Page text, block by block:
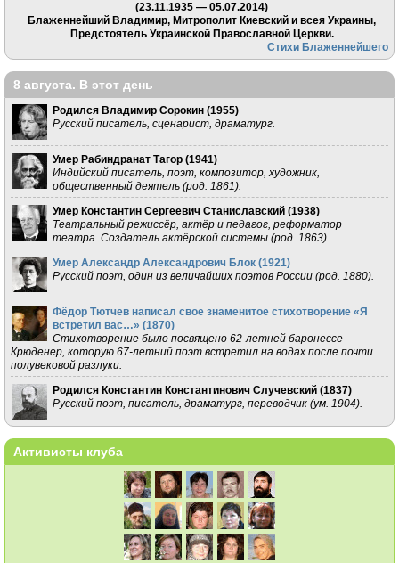
(23.11.1935 — 05.07.2014)
Блаженнейший Владимир, Митрополит Киевский и всея Украины,
Предстоятель Украинской Православной Церкви.
Стихи Блаженнейшего
8 августа. В этот день
Родился Владимир Сорокин (1955)
Русский писатель, сценарист, драматург.
Умер Рабиндранат Тагор (1941)
Индийский писатель, поэт, композитор, художник,
общественный деятель (род. 1861).
Умер Константин Сергеевич Станиславский (1938)
Театральный режиссёр, актёр и педагог, реформатор
театра. Создатель актёрской системы (род. 1863).
Умер Александр Александрович Блок (1921)
Русский поэт, один из величайших поэтов России (род. 1880).
Фёдор Тютчев написал свое знаменитое стихотворение «Я
встретил вас…» (1870)
Стихотворение было посвящено 62-летней баронессе
Крюденер, которую 67-летний поэт встретил на водах после почти
полувековой разлуки.
Родился Константин Константинович Случевский (1837)
Русский поэт, писатель, драматург, переводчик (ум. 1904).
Активисты клуба